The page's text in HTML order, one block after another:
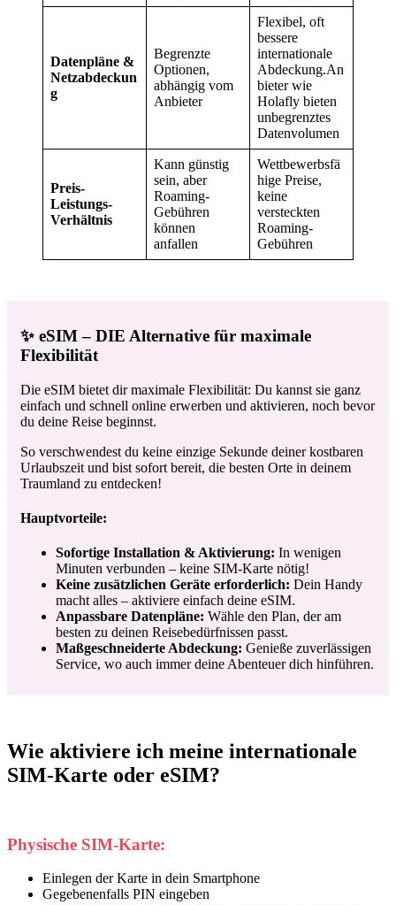
Datenpläne &
Netzabdeckun
g
Begrenzte
Optionen,
abhängig vom
Anbieter
Flexibel, oft
bessere
internationale
Abdeckung.An
bieter wie
Holafly bieten
unbegrenztes
Datenvolumen
Preis-
Leistungs-
Verhältnis
Kann günstig
sein, aber
Roaming-
Gebühren
können
anfallen
Wettbewerbsfä
hige Preise,
keine
versteckten
Roaming-
Gebühren
✨ eSIM – DIE Alternative für maximale
Flexibilität
Die eSIM bietet dir maximale Flexibilität: Du kannst sie ganz
einfach und schnell online erwerben und aktivieren, noch bevor
du deine Reise beginnst.
So verschwendest du keine einzige Sekunde deiner kostbaren
Urlaubszeit und bist sofort bereit, die besten Orte in deinem
Traumland zu entdecken!
Hauptvorteile:
Sofortige Installation & Aktivierung: In wenigen
Minuten verbunden – keine SIM-Karte nötig!
Keine zusätzlichen Geräte erforderlich: Dein Handy
macht alles – aktiviere einfach deine eSIM.
Anpassbare Datenpläne: Wähle den Plan, der am
besten zu deinen Reisebedürfnissen passt.
Maßgeschneiderte Abdeckung: Genieße zuverlässigen
Service, wo auch immer deine Abenteuer dich hinführen.
Wie aktiviere ich meine internationale
SIM-Karte oder eSIM?
Physische SIM-Karte:
Einlegen der Karte in dein Smartphone
Gegebenenfalls PIN eingeben